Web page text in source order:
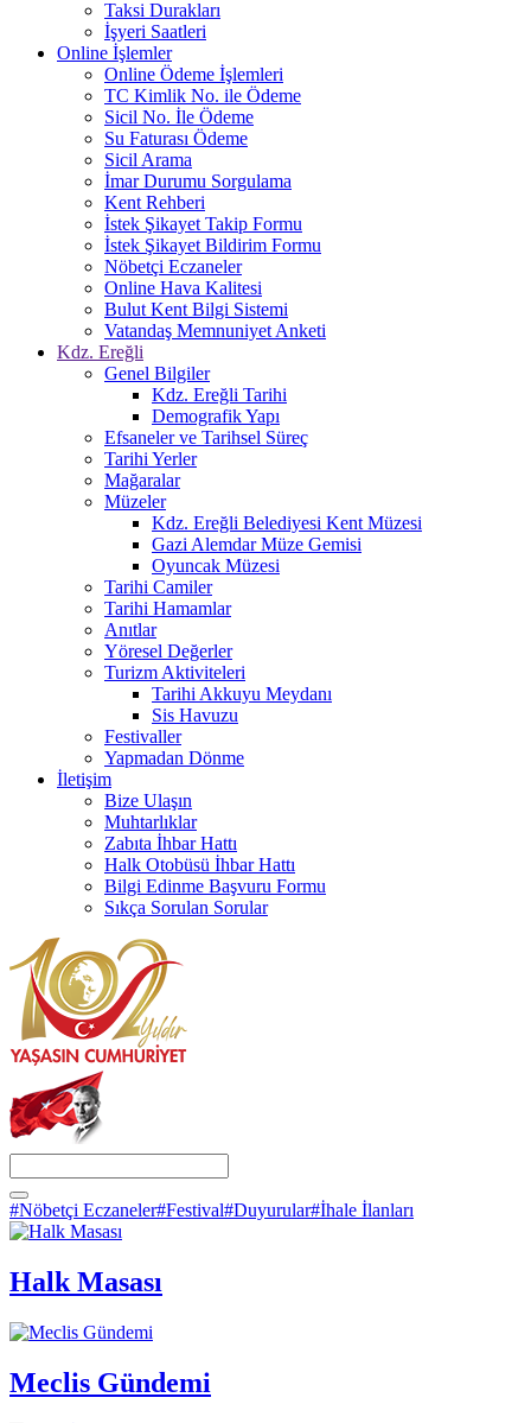
Taksi Durakları
İşyeri Saatleri
Online İşlemler
Online Ödeme İşlemleri
TC Kimlik No. ile Ödeme
Sicil No. İle Ödeme
Su Faturası Ödeme
Sicil Arama
İmar Durumu Sorgulama
Kent Rehberi
İstek Şikayet Takip Formu
İstek Şikayet Bildirim Formu
Nöbetçi Eczaneler
Online Hava Kalitesi
Bulut Kent Bilgi Sistemi
Vatandaş Memnuniyet Anketi
Kdz. Ereğli
Genel Bilgiler
Kdz. Ereğli Tarihi
Demografik Yapı
Efsaneler ve Tarihsel Süreç
Tarihi Yerler
Mağaralar
Müzeler
Kdz. Ereğli Belediyesi Kent Müzesi
Gazi Alemdar Müze Gemisi
Oyuncak Müzesi
Tarihi Camiler
Tarihi Hamamlar
Anıtlar
Yöresel Değerler
Turizm Aktiviteleri
Tarihi Akkuyu Meydanı
Sis Havuzu
Festivaller
Yapmadan Dönme
İletişim
Bize Ulaşın
Muhtarlıklar
Zabıta İhbar Hattı
Halk Otobüsü İhbar Hattı
Bilgi Edinme Başvuru Formu
Sıkça Sorulan Sorular
#Nöbetçi Eczaneler#Festival#Duyurular#İhale İlanları
Halk Masası
Meclis Gündemi